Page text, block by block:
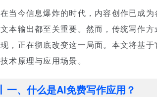
在当今信息爆炸的时代，内容创作已成
文本输出都至关重要。然而，传统写作
现，正在彻底改变这一局面。本文将基
技术原理与应用场景。
一、什么是AI免费写作应用？